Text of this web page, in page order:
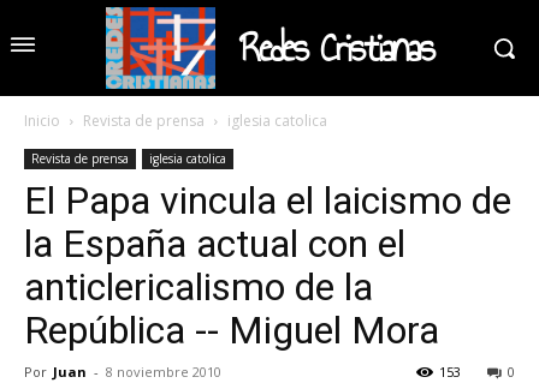
Redes Cristianas
Inicio Revista de prensa iglesia catolica
Revista de prensa iglesia catolica
El Papa vincula el laicismo de
la España actual con el
anticlericalismo de la
República -- Miguel Mora
Por Juan - 8 noviembre 2010 0
153